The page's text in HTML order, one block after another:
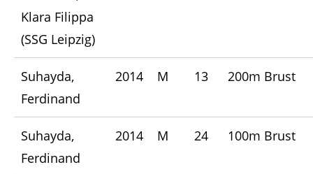
Klara Filippa
(SSG Leipzig)
Suhayda,
Ferdinand
2014 M 13 200m Brust
Suhayda,
Ferdinand
2014 M 24 100m Brust